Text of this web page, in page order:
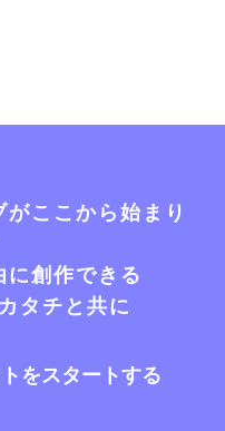
ここから始まり
創作できる
タチと共に
をスタートする